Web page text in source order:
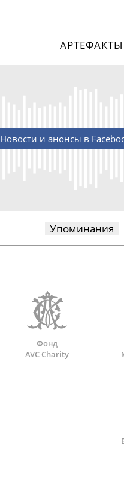
АРТЕФАКТЫ
Новости и анонсы в
Упоминания
Фонд
AVC Charity